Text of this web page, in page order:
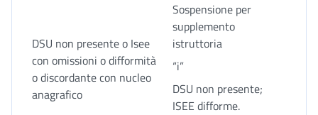
DSU non presente o Isee
con omissioni o difformità
o discordante con nucleo
anagrafico
Sospensione per
supplemento
istruttoria
“i”
DSU non presente;
ISEE difforme.